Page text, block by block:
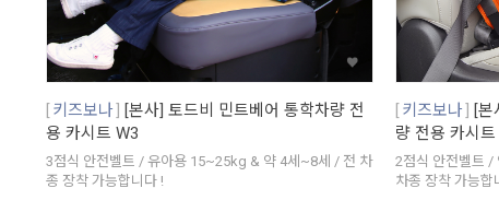
키즈보나
[본사] 토드비 민트베어 통학차량 전
용 카시트 W3
3점식 안전벨트 / 유아용 15~25kg & 약 4세~8세 / 전 차
종 장착 가능합니다 !
키즈보나
[본
량 전용 카시
2점식 안전벨트
차종 장착 가능합